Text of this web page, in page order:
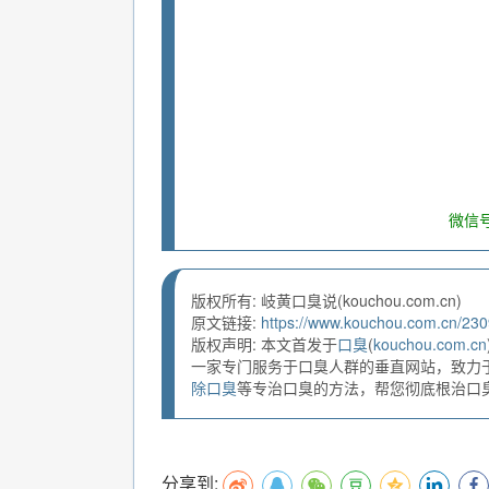
微信
版权所有: 岐黄口臭说(kouchou.com.cn)
原文链接: https://www.kouchou.com.cn/
版权声明: 本文首发于口臭(kouchou.com.cn
一家专门服务于口臭人群的垂直网站，致力
除口臭等专治口臭的方法，帮您彻底根治
分享到: